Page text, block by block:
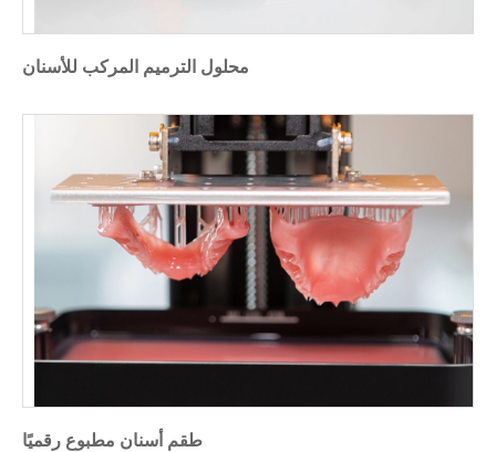
محلول الترميم المركب للأسنان
طقم أسنان مطبوع رقميًا